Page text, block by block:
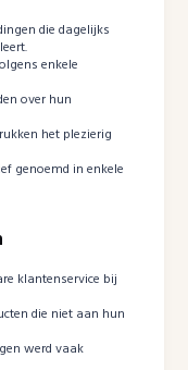
die dagelijks
enkele
over hun
het plezierig
genoemd in enkele
klantenservice bij
die niet aan hun
werd vaak